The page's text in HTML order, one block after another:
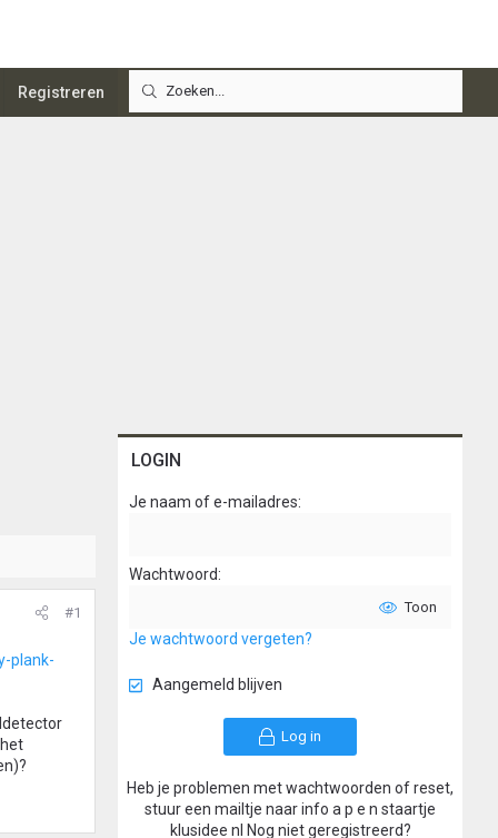
Registreren
#1
plank-
LOGIN
Je naam of e-mailadres
Wachtwoord
Toon
Je wachtwoord vergeten?
Aangemeld blijven
Log in
Heb je problemen met wachtwoorden of reset,
stuur een mailtje naar info a p e n staartje
klusidee nl Nog niet geregistreerd?